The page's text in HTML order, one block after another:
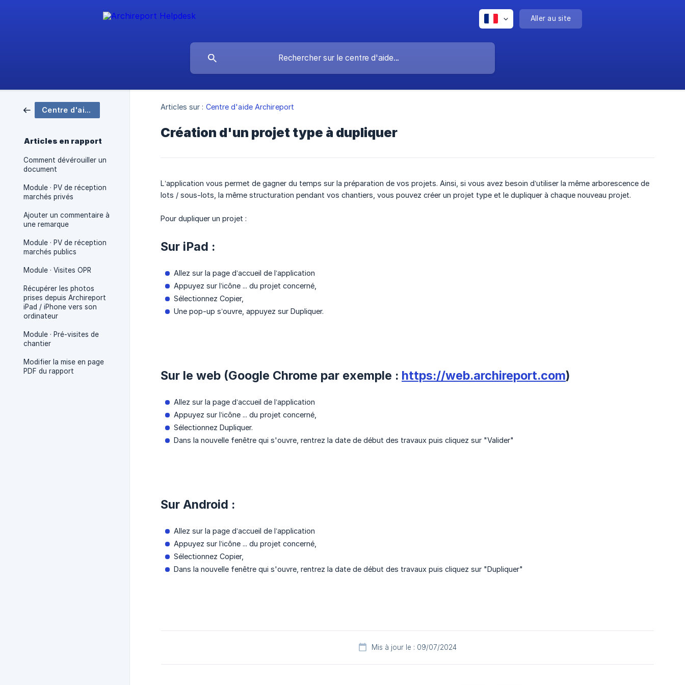
Aller au site
Centre d'aide Archireport
Articles en rapport
Comment dévérouiller un
document
Module · PV de réception
marchés privés
Ajouter un commentaire à
une remarque
Module · PV de réception
marchés publics
Module · Visites OPR
Récupérer les photos
prises depuis Archireport
iPad / iPhone vers son
ordinateur
Module · Pré-visites de
chantier
Modifier la mise en page
PDF du rapport
Articles sur : Centre d'aide Archireport
Création d'un projet type à dupliquer
L’application vous permet de gagner du temps sur la préparation de vos projets. Ainsi, si vous avez besoin d’utiliser la même arborescence de
lots / sous-lots, la même structuration pendant vos chantiers, vous pouvez créer un projet type et le dupliquer à chaque nouveau projet.
Pour dupliquer un projet :
Sur iPad :
Allez sur la page d’accueil de l’application
Appuyez sur l’icône ... du projet concerné,
Sélectionnez Copier,
Une pop-up s’ouvre, appuyez sur Dupliquer.
Sur le web (Google Chrome par exemple : https://web.archireport.com)
Allez sur la page d’accueil de l’application
Appuyez sur l’icône ... du projet concerné,
Sélectionnez Dupliquer.
Dans la nouvelle fenêtre qui s'ouvre, rentrez la date de début des travaux puis cliquez sur "Valider"
Sur Android :
Allez sur la page d’accueil de l’application
Appuyez sur l’icône ... du projet concerné,
Sélectionnez Copier,
Dans la nouvelle fenêtre qui s'ouvre, rentrez la date de début des travaux puis cliquez sur "Dupliquer"
Mis à jour le : 09/07/2024